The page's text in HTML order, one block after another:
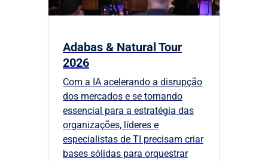
Adabas & Natural Tour
2026
Com a IA acelerando a disrupção
dos mercados e se tornando
essencial para a estratégia das
organizações, líderes e
especialistas de TI precisam criar
bases sólidas para orquestrar